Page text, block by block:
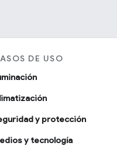
DE USO
y protección
y tecnología